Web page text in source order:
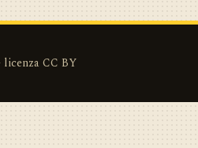
CC BY